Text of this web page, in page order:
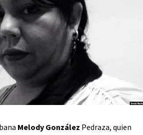
Melody González Pedraza, quien